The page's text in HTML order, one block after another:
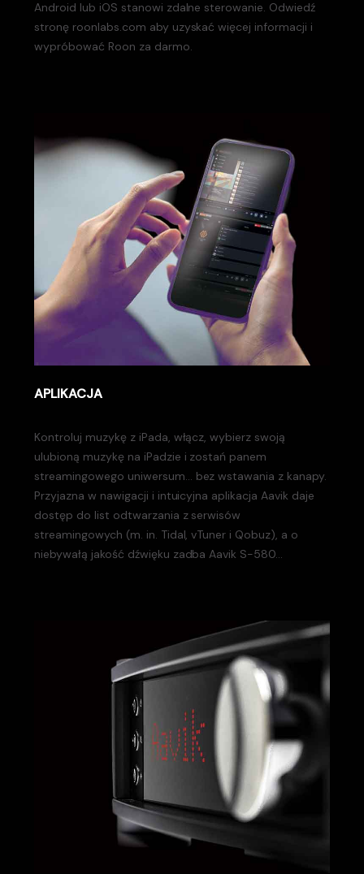
Android lub iOS stanowi zdalne sterowanie. Odwiedź
stronę roonlabs.com aby uzyskać więcej informacji i
wypróbować Roon za darmo.
APLIKACJA
Kontroluj muzykę z iPada, włącz, wybierz swoją
ulubioną muzykę na iPadzie i zostań panem
streamingowego uniwersum… bez wstawania z kanapy.
Przyjazna w nawigacji i intuicyjna aplikacja Aavik daje
dostęp do list odtwarzania z serwisów
streamingowych (m. in. Tidal, vTuner i Qobuz), a o
niebywałą jakość dźwięku zadba Aavik S-580…